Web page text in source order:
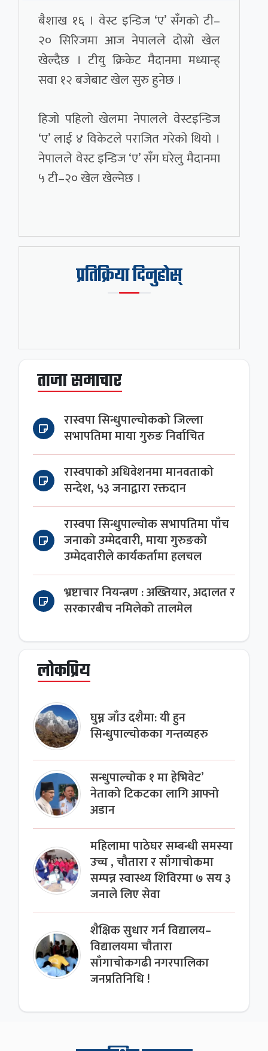
बैशाख १६ । वेस्ट इन्डिज ‘ए’ सँगको टी–
२० सिरिजमा आज नेपालले दोस्रो खेल
खेल्दैछ । टीयु क्रिकेट मैदानमा मध्यान्ह्
सवा १२ बजेबाट खेल सुरु हुनेछ ।
हिजो पहिलो खेलमा नेपालले वेस्टइन्डिज
‘ए’ लाई ४ विकेटले पराजित गरेको थियो ।
नेपालले वेस्ट इन्डिज ‘ए’ सँग घरेलु मैदानमा
५ टी–२० खेल खेल्नेछ ।
प्रतिक्रिया दिनुहोस्
ताजा समाचार
रास्वपा सिन्धुपाल्चोकको जिल्ला
सभापतिमा माया गुरुङ निर्वाचित
रास्वपाको अधिवेशनमा मानवताको
सन्देश, ५३ जनाद्वारा रक्तदान
रास्वपा सिन्धुपाल्चोक सभापतिमा पाँच
जनाको उम्मेदवारी, माया गुरुङको
उम्मेदवारीले कार्यकर्तामा हलचल
भ्रष्टाचार नियन्त्रण : अख्तियार, अदालत र
सरकारबीच नमिलेको तालमेल
लोकप्रिय
घुम्न जाँउ दशैमा: यी हुन
सिन्धुपाल्चोकका गन्तव्यहरु
सन्धुपाल्चोक १ मा हेभिवेट’
नेताको टिकटका लागि आफ्नो
अडान
महिलामा पाठेघर सम्बन्धी समस्या
उच्च , चौतारा र साँगाचोकमा
सम्पन्न स्वास्थ्य शिविरमा ७ सय ३
जनाले लिए सेवा
शैक्षिक सुधार गर्न विद्यालय–
विद्यालयमा चौतारा
साँगाचोकगढी नगरपालिका
जनप्रतिनिधि !